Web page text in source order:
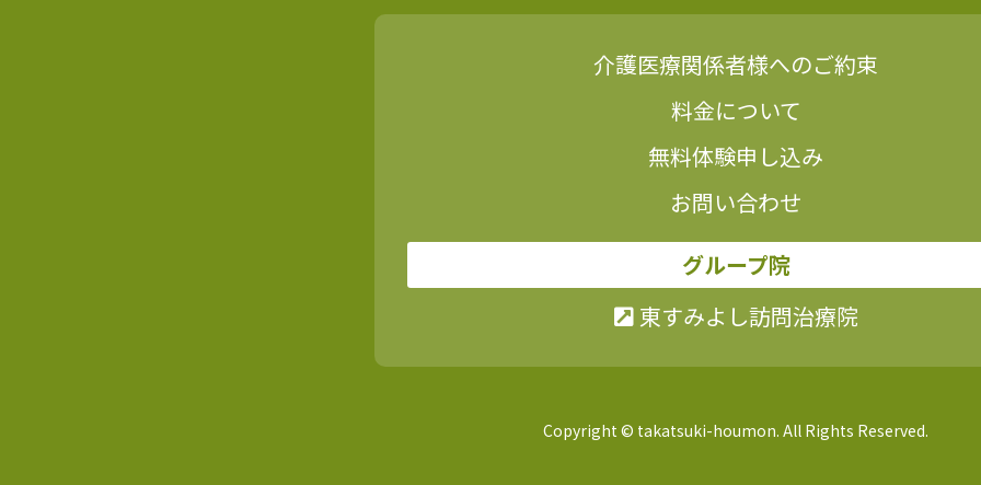
介護医療関係者様へのご約束
料金について
無料体験申し込み
お問い合わせ
グループ院
東すみよし訪問治療院
Copyright © takatsuki-houmon. All Rights Reserved.